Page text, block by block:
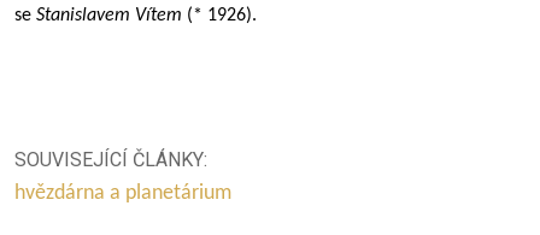
se Stanislavem Vítem (* 1926).
SOUVISEJÍCÍ ČLÁNKY:
hvězdárna a planetárium